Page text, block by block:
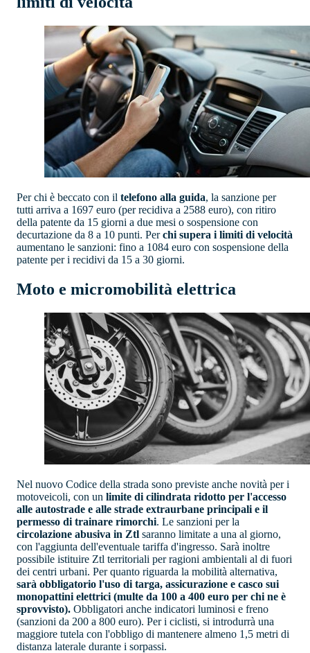
Per chi è beccato con il telefono alla guida, la sanzione per
tutti arriva a 1697 euro (per recidiva a 2588 euro), con ritiro
della patente da 15 giorni a due mesi o sospensione con
decurtazione da 8 a 10 punti. Perchi supera i limiti di velocità
aumentano le sanzioni: fino a 1084 euro con sospensione della
patente per i recidivi da 15 a 30 giorni.
Moto e micromobilità elettrica
Nel nuovo Codice della strada sono previste anche novità per i
motoveicoli, con un limite di cilindrata ridotto per l'accesso
alle autostrade e alle strade extraurbane principali e il
permesso di trainare rimorchi. Le sanzioni per la
circolazione abusiva in Ztl saranno limitate a una al giorno,
con l'aggiunta dell'eventuale tariffa d'ingresso. Sarà inoltre
possibile istituire Ztl territoriali per ragioni ambientali al di fuori
dei centri urbani. Per quanto riguarda la mobilità alternativa,
sarà obbligatorio l'uso di targa, assicurazione e casco sui
monopattini elettrici (multe da 100 a 400 euro per chi ne è
sprovvisto). Obbligatori anche indicatori luminosi e freno
(sanzioni da 200 a 800 euro). Per i ciclisti, si introdurrà una
maggiore tutela con l'obbligo di mantenere almeno 1,5 metri di
distanza laterale durante i sorpassi.